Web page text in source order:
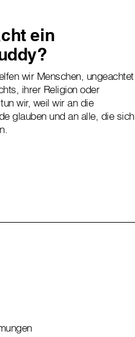
ein
wir Menschen, ungeachtet
ihrer Religion oder
wir, weil wir an die
glauben und an alle, die sich